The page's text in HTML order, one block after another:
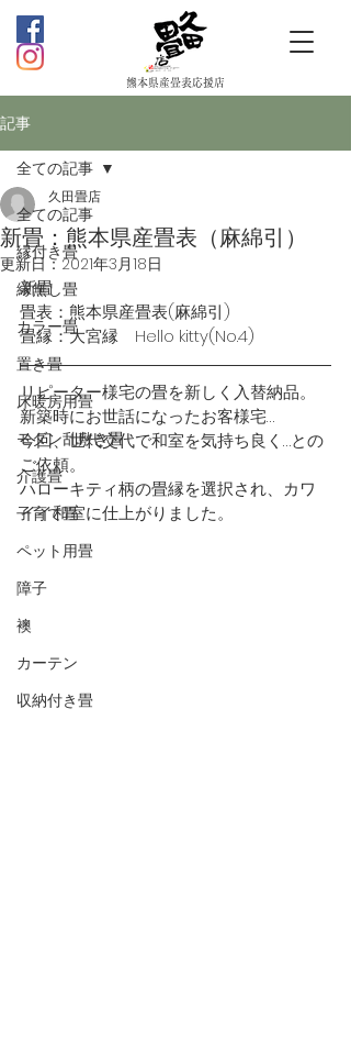
熊本県産畳表応援店
記事
全ての記事
縁付き畳
縁無し畳
カラー畳
置き畳
床暖房用畳
モダン乱敷き畳
介護畳
子育て畳
ペット用畳
障子
襖
カーテン
収納付き畳
全ての記事
新畳：熊本県産畳表（麻綿引）
久田畳店
更新日： 2021年3月18日
新畳
畳表：熊本県産畳表(麻綿引)
畳縁：大宮縁　Hello kitty(No.4)
リピーター様宅の畳を新しく入替納品。
新築時にお世話になったお客様宅…
今回、世代交代で和室を気持ち良く…との
ご依頼。
ハローキティ柄の畳縁を選択され、カワ
イイ和室に仕上がりました。